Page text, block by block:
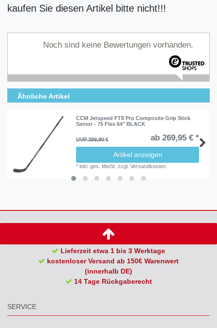
kaufen Sie diesen Artikel bitte nicht!!!
Noch sind keine Bewertungen vorhanden.
Ähnliche Artikel
CCM Jetspeed FT8 Pro Composite Grip Stick
Senior - 75 Flex 64" BLACK
UVP 399,90 € ab 269,95 € *
Artikel anzeigen
*inkl. ges. MwSt. zzgl.Versandkosten
Lieferzeit etwa 1 bis 3 Werktage
kostenloser Versand ab 150€ Warenwert
(innerhalb DE)
14 Tage Rückgaberecht
SERVICE